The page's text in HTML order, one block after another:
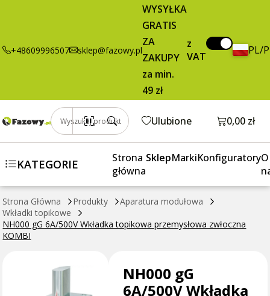
+48609996507 sklep@fazowy.pl
WYSYŁKA
GRATIS
ZA
ZAKUPY
za min.
49 zł
z
VAT
PL/
Wyszukaj produkt Ulubione Otwórz
0,00 zł
KATEGORIE
Strona
główna
SklepMarkiKonfiguratoryO
Strona Główna Produkty
Aparatura modułowa
Wkładki topikowe
NH000 gG 6A/500V Wkładka topikowa przemysłowa zwłoczna
KOMBI
NH000 gG
6A/500V Wkładka